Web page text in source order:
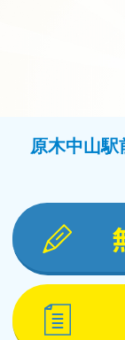
原木中山